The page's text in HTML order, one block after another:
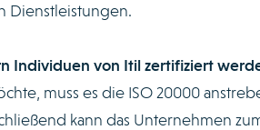
Dienstleistungen.
Individuen von Itil zertifiziert
muss es die ISO 20000
kann das Unternehmen